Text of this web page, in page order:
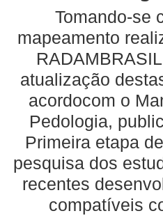
Tomando-se
mapeamento
atualização
acordocom o
Pedologia,
Primeira etapa
pesquisa dos
recentes
compatíveis